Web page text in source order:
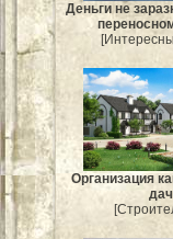
Деньги не
Организация